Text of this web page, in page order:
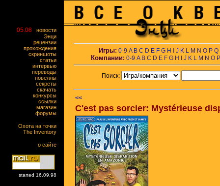
05.08
новости
Энци
рецензии
прохождения
скриншоты
статьи
интервью
переводы
новеллы
секреты
скачать
конкурсы
ссылки
магазин
форумы
Охота на точки
The Inventory
о сайте
started 16.09.98
Игры: 0-9 A B C D E F G H J K L M N O P Q
Компании: 0-9 A B C D E F G H J K L M N O P
Поиск:
<<
C'est pas sorcier: Mystérieuse